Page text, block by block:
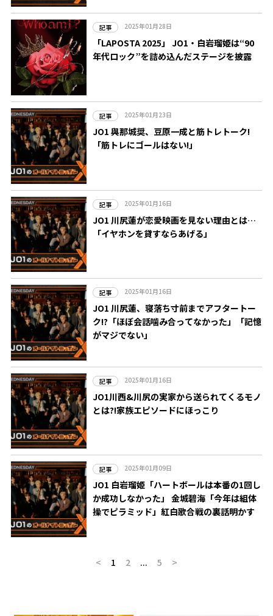
記事 2025年01月28日
「LAPOSTA 2025」 JO1・白岩瑠姫は“90
年代ロック”を詰め込んだステージを披露
記事 2025年01月23日
JO1 與那城奨、豆原一成と筋トレトーク!
「筋トレにゴールはない!」
記事 2025年01月16日
JO1 川尻蓮が恋愛映画を見ない理由とは…
「イヤホンを貸すならあげる」
記事 2025年01月16日
JO1 川尻蓮、寝落ち寸前までアフタートー
ク!?「ほぼ会話噛み合ってなかった」「記憶
がマジでない」
記事 2025年01月16日
JO1川西&川尻の実家から送られてくるモノ
とは?!家族エピソードにほっこり
記事 2025年01月09日
JO1 白岩瑠姫「ハートボールは本番の1回し
か成功しなかった」 金城碧海「今年は組体
操でピラミッド」紅白歌合戦の裏話明かす
< 1 2 ... 5 >